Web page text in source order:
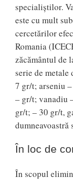
specialiştilor.
este cu mult
cercetărilor
Romania
zăcământul de
serie de
7 gr/t; arseniu
– gr/t; vanadiu
gr/t; – 30 gr/t,
În loc de
În scopul